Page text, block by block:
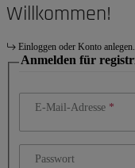
Willkommen!
Einloggen oder Konto anlegen.
Anmelden für
E-Mail-Adresse
Passwort